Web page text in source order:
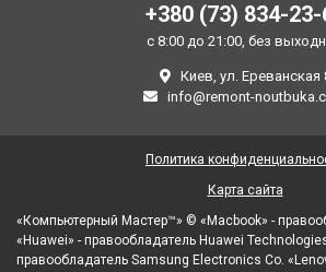
+380 (73) 834-23-
с 8:00 до 21:00, без
Киев, ул. Ереванская
info@remont-
«Компьютерный Мастер™» © «Macbook» -
«Huawei» - правообладатель Huawei
правообладатель Samsung Electronics Co.
Политика
Карта сайта